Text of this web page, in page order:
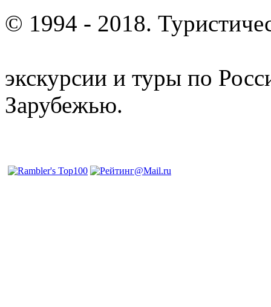
© 1994 - 2018.
экскурсии и туры по
Зарубежью.